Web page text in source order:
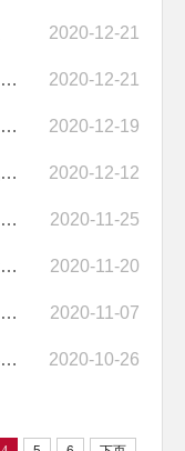
2020-12-21
保山市水利系统积极参加全省水利安全生产暨水利强监管工作专题视频会 2020-12-21
保山市能源局对中缅油气管道保山段两处跨越开展安全督导检查 2020-12-19
保山市开展公路隧道火灾救援实战综合演练 2020-12-12
国务院安委会办公室部署集中开展冬春火灾防控 2020-11-25
应急管理部部署加强年底安全风险防范 通报四类生产安全高风险项目企业 2020-11-20
保山市地震易发区房屋设施抗震加固改造实施方案 2020-11-07
保山市自然灾害应急管理委员会办公室转发省关于做好十九届五中全会及年... 2020-10-26